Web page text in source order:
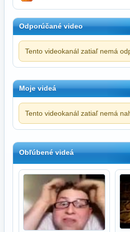
Odporúčané video
Tento videokanál zatiaľ nemá
Moje videá
Tento videokanál zatiaľ nemá
Obľúbené videá